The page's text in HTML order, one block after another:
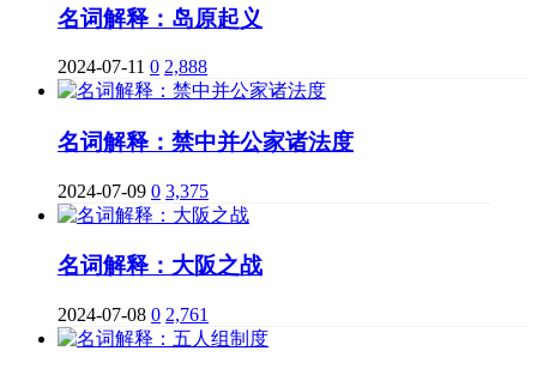
名词解释：岛原起义
2024-07-11 0 2,888
名词解释：禁中并公家诸法度
2024-07-09 0 3,375
名词解释：大阪之战
2024-07-08 0 2,761